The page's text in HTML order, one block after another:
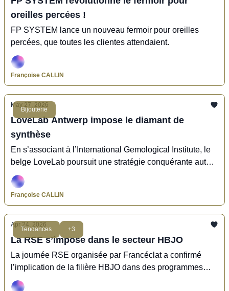
oreilles percées !
FP SYSTEM lance un nouveau fermoir pour oreilles
percées, que toutes les clientes attendaient.
Françoise CALLIN
Bijouterie
May 27, 2026
LoveLab Antwerp impose le diamant de
synthèse
En s’associant à l’International Gemological Institute, le
belge LoveLab poursuit une stratégie conquérante autour
d’un produit unique : le diamant de synthèse.
Françoise CALLIN
Tendances +3
Apr 24, 2026
La RSE s’impose dans le secteur HBJO
La journée RSE organisée par Francéclat a confirmé
l’implication de la filière HBJO dans des programmes
concrets visant la responsabilité et la durabilité de ses